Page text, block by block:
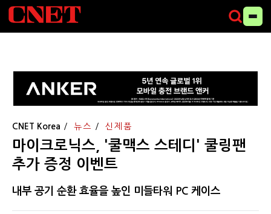
CNET Korea 뉴스 신제품
마이크로닉스, '쿨맥스 스테디' 쿨링팬
추가 증정 이벤트
내부 공기 순환 효율을 높인 미들타워 PC 케이스